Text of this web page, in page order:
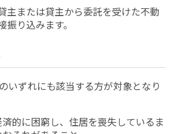
主または貸主から委託を受けた不動
り込みます。
いずれにも該当する方が対象となり
的に困窮し、住居を喪失しているま